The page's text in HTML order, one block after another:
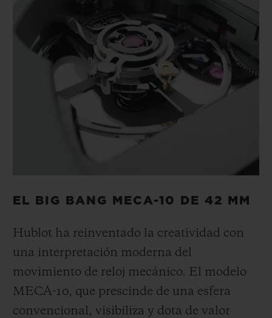
EL BIG BANG MECA-10 DE 42 MM
Hublot ha reinventado la creatividad con
una interpretación moderna del
movimiento de reloj mecánico. El modelo
MECA-10, que prescinde de una esfera
convencional, visibiliza y dota de valor